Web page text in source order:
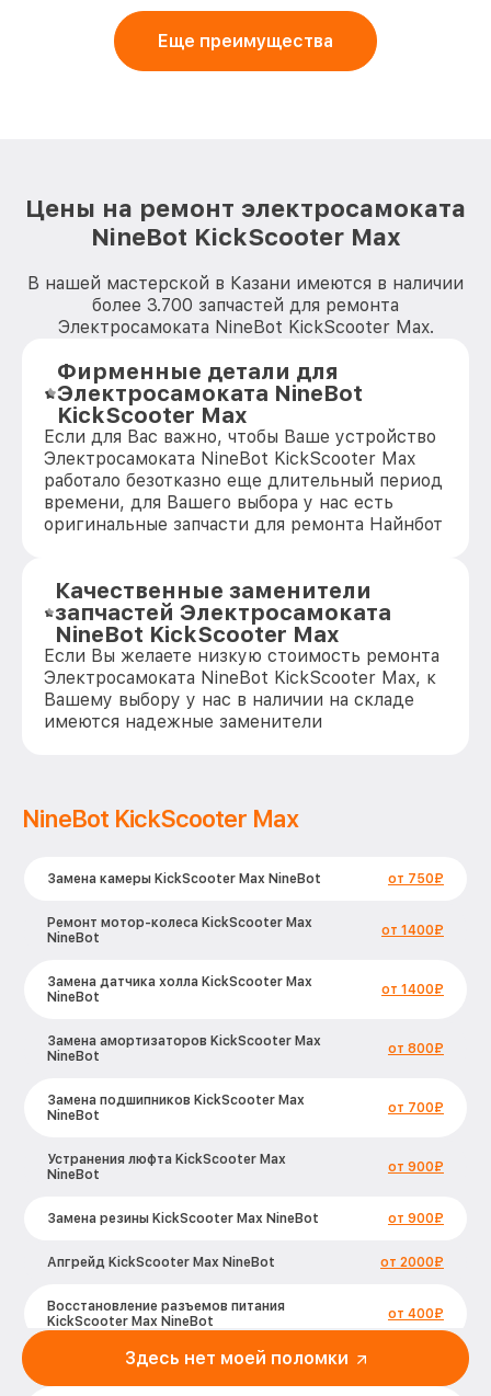
Еще преимущества
Цены на ремонт электросамоката
NineBot KickScooter Max
В нашей мастерской в Казани имеются в наличии
более 3.700 запчастей для ремонта
Электросамоката NineBot KickScooter Max.
Фирменные детали для
Электросамоката NineBot
KickScooter Max
Если для Вас важно, чтобы Ваше устройство
Электросамоката NineBot KickScooter Max
работало безотказно еще длительный период
времени, для Вашего выбора у нас есть
оригинальные запчасти для ремонта Найнбот
Качественные заменители
запчастей Электросамоката
NineBot KickScooter Max
Если Вы желаете низкую стоимость ремонта
Электросамоката NineBot KickScooter Max, к
Вашему выбору у нас в наличии на складе
имеются надежные заменители
NineBot KickScooter Max
Замена камеры KickScooter Max NineBot от 750₽
Ремонт мотор-колеса KickScooter Max
NineBot
от 1400₽
Замена датчика холла KickScooter Max
NineBot
от 1400₽
Замена амортизаторов KickScooter Max
NineBot
от 800₽
Замена подшипников KickScooter Max
NineBot
от 700₽
Устранения люфта KickScooter Max
NineBot
от 900₽
Замена резины KickScooter Max NineBot от 900₽
Апгрейд KickScooter Max NineBot от 2000₽
Восстановление разъемов питания
KickScooter Max NineBot
от 400₽
Замена аккумулятора KickScooter Max
Здесь нет моей поломки